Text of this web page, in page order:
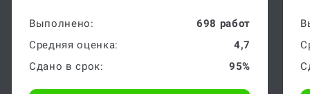
Выполнено:
698 работ
Средняя оценка:
4,7
Сдано в срок:
95%